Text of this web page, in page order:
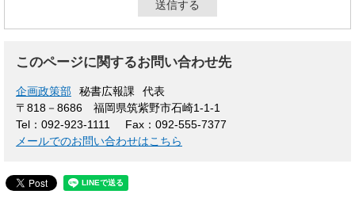
このページに関するお問い合わせ先
企画政策部 秘書広報課
代表
〒818－8686
福岡県筑紫野市石崎1-1-1
Tel：092-923-1111
Fax：092-555-7377
メールでのお問い合わせはこちら